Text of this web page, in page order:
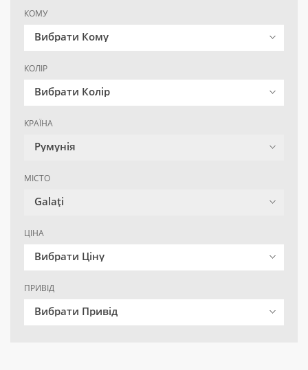
КОМУ
Вибрати Кому
КОЛІР
Вибрати Колір
КРАЇНА
Румунія
МІСТО
Galaţi
ЦІНА
Вибрати Ціну
ПРИВІД
Вибрати Привід